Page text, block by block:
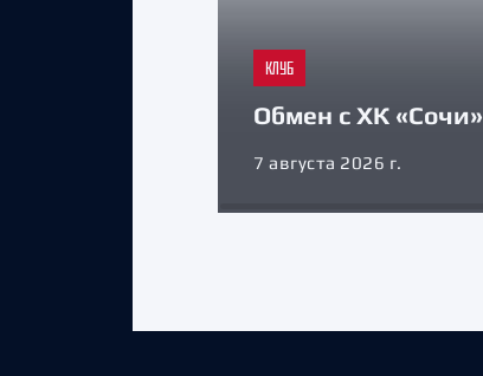
КЛУБ
Обмен с ХК «Сочи»
7 августа 2026 г.